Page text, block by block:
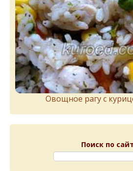
Овощное рагу с
Поиск по